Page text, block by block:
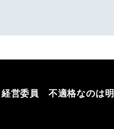
営委員 不適格なのは明